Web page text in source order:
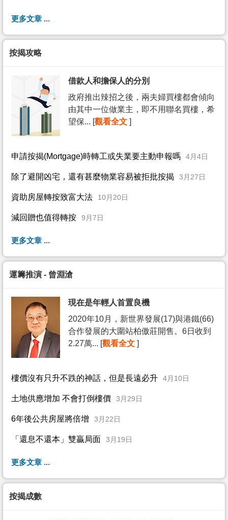
更多文章 ...
按揭攻略
借款人和擔保人的分別
政府推出辣招之後，兩夫婦買樓都會傾向
由其中一位做業主，即不用聯名買樓，希
望保... [觀看全文 ]
申請按揭(Mortgage)時轉工或失業要主動申報嗎 4月4日
除了避開凶宅，還有甚麼物業容易被拒批按揭 3月27日
資助房屋轉按致富大法 10月20日
減回贈也值得轉按 9月7日
更多文章 ...
運籌推演 - 曾淵滄
現在是年輕人首置良機
2020年10月，新世界發展(17)與港鐵(66)
合作發展的大圍站柏傲莊開售。6日收到
2.27萬... [觀看全文 ]
樓價沒有只升不跌的神話，但是長遠必升 4月10日
土地供應增加 不會打倒樓價 3月29日
6年後公共房屋將倍增 3月22日
「還息不還本」雙贏局面 3月19日
更多文章 ...
按揭成數